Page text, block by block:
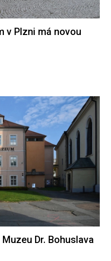
v Plzni má novou
Dr. Bohuslava